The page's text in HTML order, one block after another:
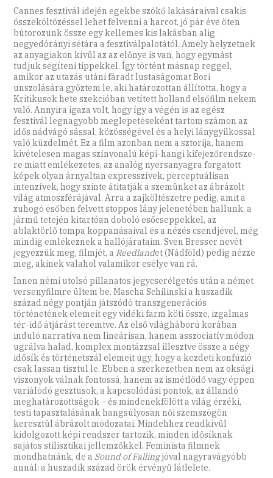
Cannes fesztivál idején egekbe szökő lakásáraival csakis
összeköltözéssel lehet felvenni a harcot, jó pár éve öten
bútorozunk össze egy kellemes kis lakásban alig
negyedórányi sétára a fesztiválpalotától. Amely helyzetnek
az anyagiakon kívül az az előnye is van, hogy egymást
tudjuk segíteni tippekkel. Így történt másnap reggel,
amikor az utazás utáni fáradt lustaságomat Bori
unszolására győztem le, aki határozottan állította, hogy a
Kritikusok hete szekcióban vetített holland elsőfilm nekem
való. Annyira igaza volt, hogy így a végén is az egész
fesztivál legnagyobb meglepetéseként tartom számon az
idős nádvágó sással, közösségével és a helyi lánygyilkossal
való küzdelmét. Ez a film azonban nem a sztorija, hanem
kivételesen magas színvonalú képi-hangi kifejező­rend­sze­
re miatt emlékezetes, az analóg nyersanyagra forgatott
képek olyan árnyaltan expresszívek, perceptuálisan
intenzívek, hogy szinte átitatják a szemünket az ábrázolt
világ atmoszférájával. Arra a zajköltészetre pedig, amit a
zuhogó esőben felvett stoppos lány jelenetében hallunk, a
jármű tetején kitartóan doboló esőcseppekkel, az
ablaktörlő tompa koppanásaival és a nézés csendjével, még
mindig emlékeznek a hallójárataim. Sven Bresser nevét
jegyezzük meg, filmjét, a Reedlandet (Nádföld) pedig nézze
meg, akinek valahol valamikor esélye van rá.
Innen némi utolsó pillanatos jegycserélgetés után a német
versenyfilmre ültem be. Mascha Schilinski a huszadik
század négy pontján játszódó transzgenerációs
történetének elemeit egy vidéki farm köti össze, izgalmas
tér-idő átjárást teremtve. Az első világháború korában
induló narratíva nem lineárisan, hanem asszociatív módon
ugrálva halad, komplex montázzsal illesztve össze a négy
idősík és történetszál elemeit úgy, hogy a kezdeti konfúzió
csak lassan tisztul le. Ebben a szerkezetben nem az oksági
viszonyok válnak fontossá, hanem az ismétlődő vagy éppen
variálódó gesztusok, a kapcsolódási pontok, az állandó
meghatározottságok – és mindenekfölött a világ érzéki,
testi tapasztalásának hangsúlyosan női szemszögön
keresztül ábrázolt módozatai. Mindehhez rendkívül
kidolgozott képi rendszer tartozik, minden idősíknak
sajátos stilisztikai jellemzőkkel. Feminista filmnek
mondhatnánk, de a Sound of Fallingjóval nagyravágyóbb
annál: a huszadik század örök érvényű látlelete.